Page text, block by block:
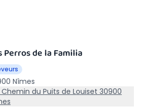
Perros de la Familia
Nîmes
Chemin du Puits de Louiset 30900